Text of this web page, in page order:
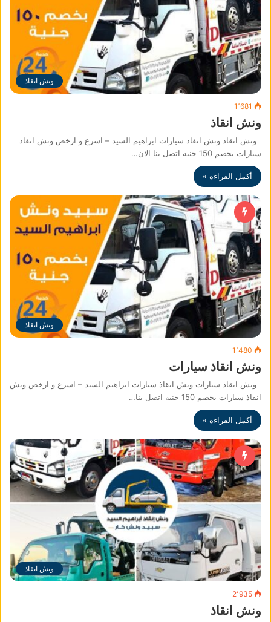
ونش انقاذ
1٬681
ونش انقاذ
ونش انقاذ ونش انقاذ سيارات ابراهيم السيد – اسرع و ارخص ونش انقاذ
سيارات بخصم 150 جنية اتصل بنا الان…
أكمل القراءة »
ونش انقاذ
1٬480
ونش انقاذ سيارات
ونش انقاذ سيارات ونش انقاذ سيارات ابراهيم السيد – اسرع و ارخص ونش
انقاذ سيارات بخصم 150 جنية اتصل بنا…
أكمل القراءة »
ونش انقاذ
2٬935
ونش انقاذ